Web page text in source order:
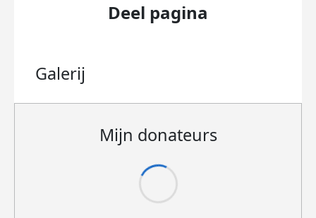
Deel pagina
Galerij
Mijn donateurs